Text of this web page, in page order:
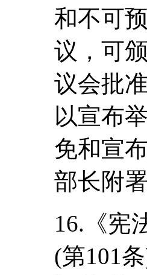
和不可
议，可
议会批
以宣布
免和宣
部长附
16.《宪
(第101